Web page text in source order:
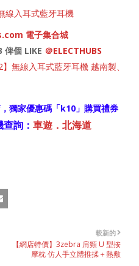
線入耳式藍牙耳機
電子集合城
俾個 LIKE ＠ELECTHUBS
無線入耳式藍牙耳機 越南製、
獨家優惠碼「k10 」購買禮券
詢： 車遊．北海道
較新的
【網店特價】3zebra 肩頸 U 型按
摩枕 仿人手立體推揉＋熱敷